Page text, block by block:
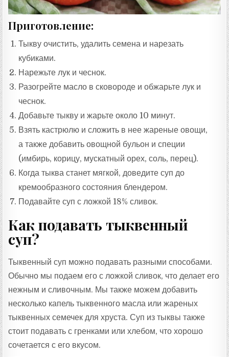
Приготовление:
Тыкву очистить, удалить семена и нарезать
кубиками.
Нарежьте лук и чеснок.
Разогрейте масло в сковороде и обжарьте лук и
чеснок.
Добавьте тыкву и жарьте около 10 минут.
Взять кастрюлю и сложить в нее жареные овощи,
а также добавить овощной бульон и специи
(имбирь, корицу, мускатный орех, соль, перец).
Когда тыква станет мягкой, доведите суп до
кремообразного состояния блендером.
Подавайте суп с ложкой 18% сливок.
Как подавать тыквенный
суп?
Тыквенный суп можно подавать разными способами.
Обычно мы подаем его с ложкой сливок, что делает его
нежным и сливочным. Мы также можем добавить
несколько капель тыквенного масла или жареных
тыквенных семечек для хруста. Суп из тыквы также
стоит подавать с гренками или хлебом, что хорошо
сочетается с его вкусом.